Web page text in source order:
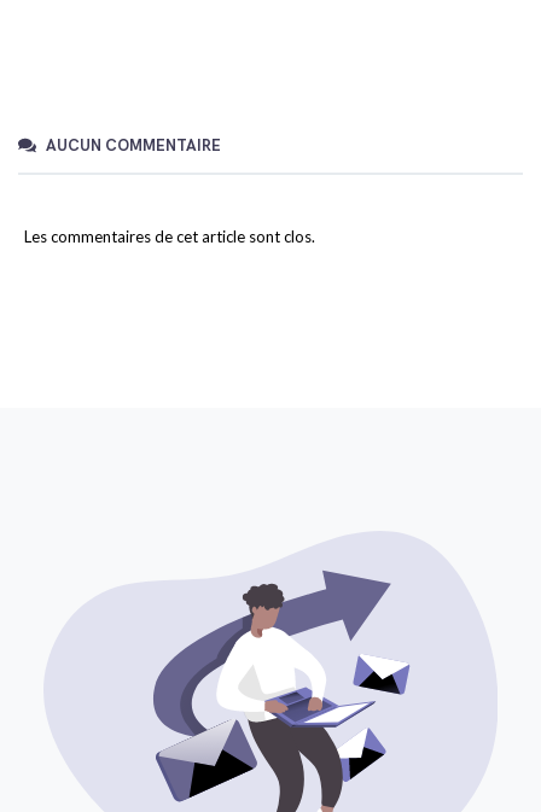
AUCUN COMMENTAIRE
Les commentaires de cet article sont clos.